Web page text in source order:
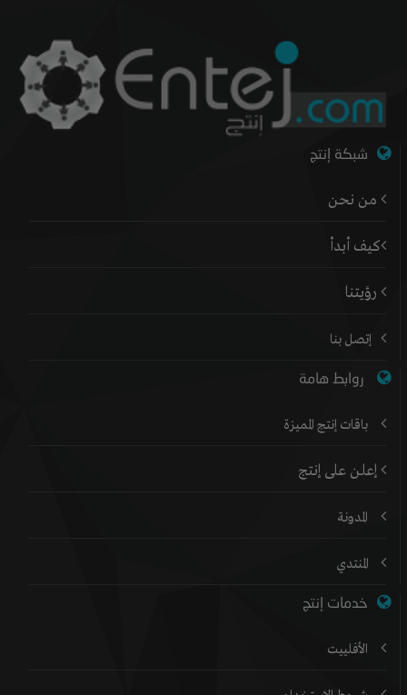
شبكة إنتج
من نحن
كيف أبدأ
رؤيتنا
إتصل بنا
روابط هامة
باقات إنتج المميزة
إعلن على إنتج
المدونة
المنتدي
خدمات إنتج
الأفلييت